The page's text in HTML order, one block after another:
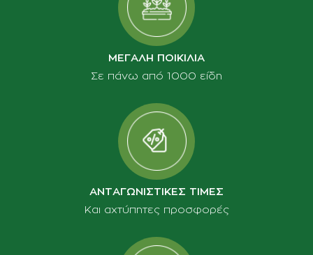
ΜΕΓΑΛΗ ΠΟΙΚΙΛΙΑ
Σε πάνω από 1000 είδη
ΑΝΤΑΓΩΝΙΣΤΙΚΕΣ ΤΙΜΕΣ
Και αχτύπητες προσφορές